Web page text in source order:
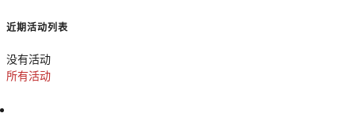
近期活动列表
没有活动
所有活动